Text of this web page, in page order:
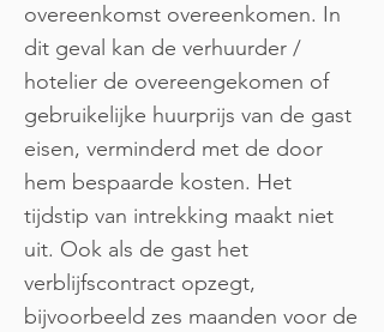
overeenkomst overeenkomen. In
dit geval kan de verhuurder /
hotelier de overeengekomen of
gebruikelijke huurprijs van de gast
eisen, verminderd met de door
hem bespaarde kosten. Het
tijdstip van intrekking maakt niet
uit. Ook als de gast het
verblijfscontract opzegt,
bijvoorbeeld zes maanden voor de